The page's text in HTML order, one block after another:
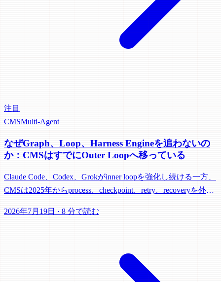
注目
CMSMulti-Agent
なぜGraph、Loop、Harness Engineを追わないの
か：CMSはすでにOuter Loopへ移っている
Claude Code、Codex、Grokがinner loopを強化し続ける一方、
CMSは2025年からprocess、checkpoint、retry、recoveryを外部
はそこにある。
2026年7月19日 · 8 分で読む